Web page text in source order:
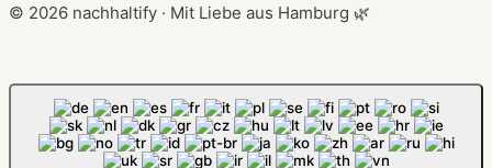
© 2026 nachhaltify · Mit Liebe aus Hamburg 🌿